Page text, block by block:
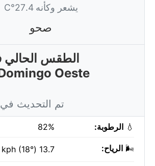
يشعر وكأنه 27.4°C
صحو
تم التحديث في 22:15 اليوم
💧 الرطوبة: 82%
🌬️ الرياح: 13.7 kph (18°)